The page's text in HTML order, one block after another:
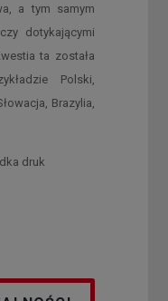
a tym samym
dotykającymi
ta została
Polski,
Brazylia,